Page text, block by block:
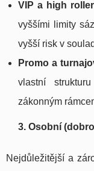
VIP a high
vyššími limity
vyšší risk v
Promo a
vlastní
zákonným
3. Osobní
Nejdůležitější a